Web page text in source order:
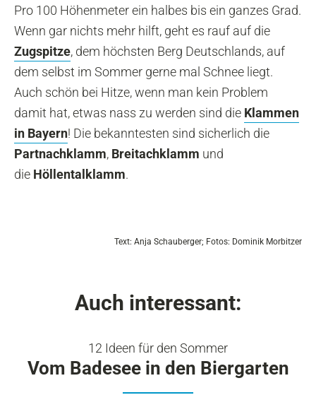
Pro 100 Höhenmeter ein halbes bis ein ganzes Grad.
Wenn gar nichts mehr hilft, geht es rauf auf die
Zugspitze, dem höchsten Berg Deutschlands, auf
dem selbst im Sommer gerne mal Schnee liegt.
Auch schön bei Hitze, wenn man kein Problem
damit hat, etwas nass zu werden sind die Klammen
in Bayern! Die bekanntesten sind sicherlich die
Partnachklamm, Breitachklamm und
die Höllentalklamm.
Text: Anja Schauberger; Fotos: Dominik Morbitzer
Auch interessant:
12 Ideen für den Sommer
Vom Badesee in den Biergarten